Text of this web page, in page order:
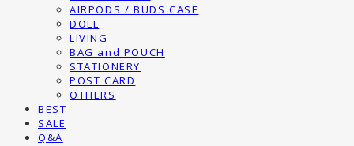
AIRPODS / BUDS CASE
DOLL
LIVING
BAG and POUCH
STATIONERY
POST CARD
OTHERS
BEST
SALE
Q&A